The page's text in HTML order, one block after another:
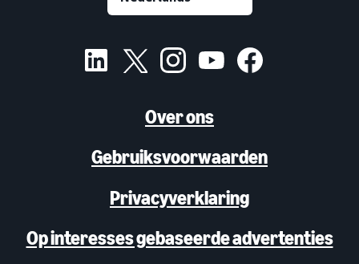
Over ons
Gebruiksvoorwaarden
Privacyverklaring
Op interesses gebaseerde advertenties